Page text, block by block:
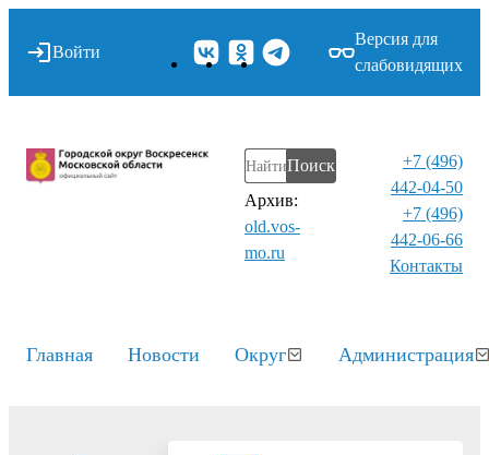
Войти
Версия для
слабовидящих
Поиск
Архив:
old.vos-
mo.ru
+7 (496)
442-04-50
+7 (496)
442-06-66
Контакты⁠
Главная Новости Округ Администрация